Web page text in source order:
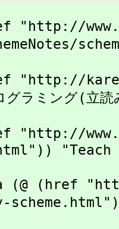
"http://
"http://
グラミング(立
"http://
"Teach
(href